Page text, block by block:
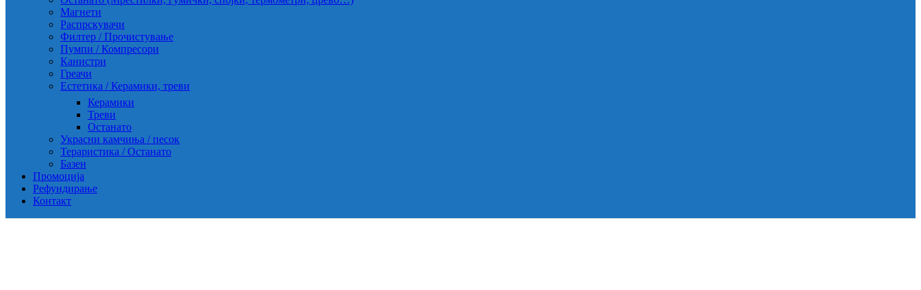
Магнети
Распрскувачи
Филтер / Прочистување
Пумпи / Компресори
Канистри
Греачи
Естетика / Керамики, треви
Керамики
Треви
Останато
Украсни камчиња / песок
Тераристика / Останато
Базен
Промоција
Рефундирање
Контакт